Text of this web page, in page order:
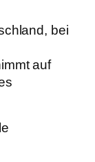
bei
auf